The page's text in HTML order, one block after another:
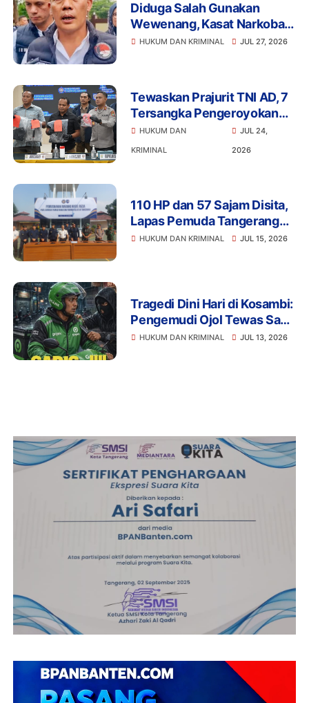
Diduga Salah Gunakan
Wewenang, Kasat Narkoba
Polres Tangsel dan 6
HUKUM DAN KRIMINAL JUL 27, 2026
Tewaskan Prajurit TNI AD, 7
Tersangka Pengeroyokan
Terancam Penjara Seumur
Hidup
HUKUM DAN
KRIMINAL
JUL 24,
2026
110 HP dan 57 Sajam Disita,
Lapas Pemuda Tangerang
Perketat Pengawasan
HUKUM DAN KRIMINAL JUL 15, 2026
Tragedi Dini Hari di Kosambi:
Pengemudi Ojol Tewas Saat
Istirahat, Motor dan HP Raib
HUKUM DAN KRIMINAL JUL 13, 2026